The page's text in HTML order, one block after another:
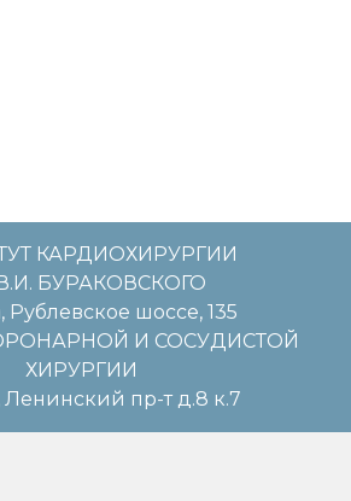
КАРДИОХИРУРГИИ
БУРАКОВСКОГО
Рублевское шоссе, 135
И СОСУДИСТОЙ
ХИРУРГИИ
Ленинский пр-т д.8 к.7